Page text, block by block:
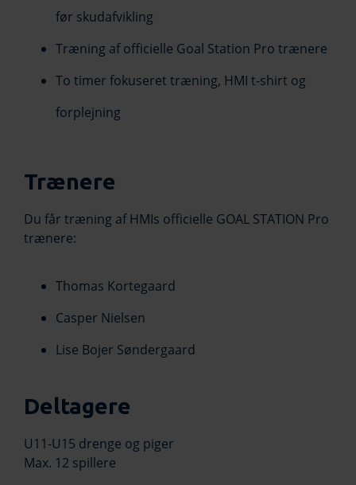
før skudafvikling
Træning af officielle Goal Station Pro trænere
To timer fokuseret træning, HMI t-shirt og
forplejning
Trænere
Du får træning af HMIs officielle GOAL STATION Pro
trænere:
Thomas Kortegaard
Casper Nielsen
Lise Bojer Søndergaard
Deltagere
U11-U15 drenge og piger
Max. 12 spillere